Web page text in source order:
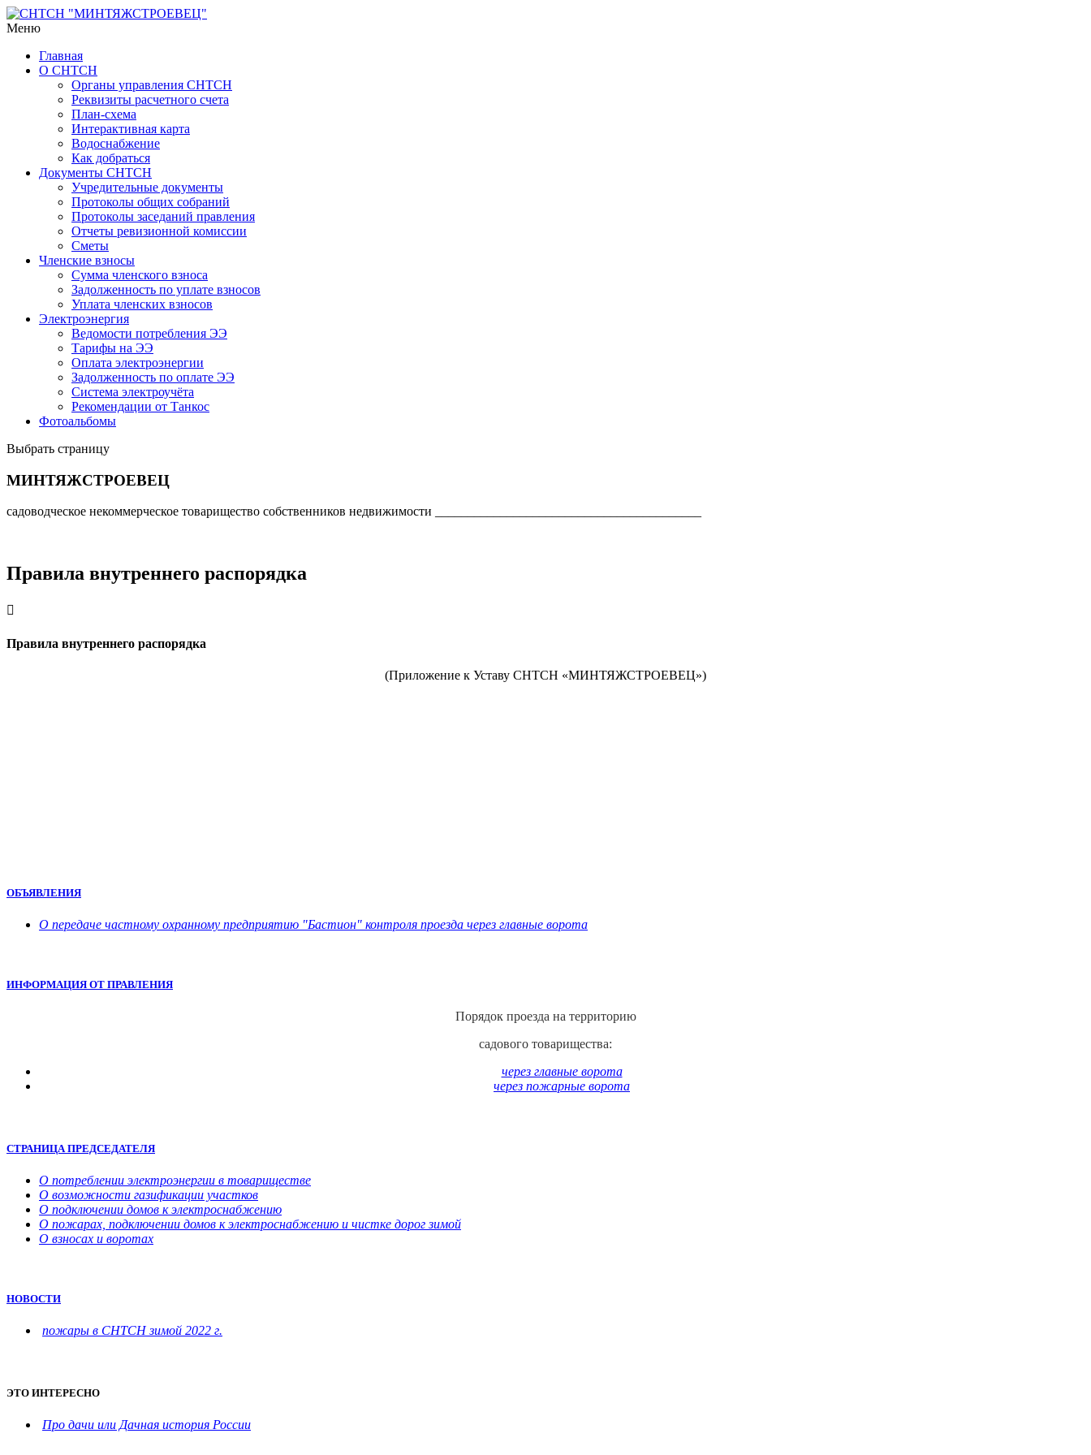
Меню
Главная
О СНТСН
Органы управления СНТСН
Реквизиты расчетного счета
План-схема
Интерактивная карта
Водоснабжение
Как добраться
Документы СНТСН
Учредительные документы
Протоколы общих собраний
Протоколы заседаний правления
Отчеты ревизионной комиссии
Сметы
Членские взносы
Сумма членского взноса
Задолженность по уплате взносов
Уплата членских взносов
Электроэнергия
Ведомости потребления ЭЭ
Тарифы на ЭЭ
Оплата электроэнергии
Задолженность по оплате ЭЭ
Система электроучёта
Рекомендации от Танкос
Фотоальбомы
Выбрать страницу
МИНТЯЖСТРОЕВЕЦ
садоводческое некоммерческое товарищество собственников недвижимости _________________________________________
Правила внутреннего распорядка

Правила внутреннего распорядка
(Приложение к Уставу СНТСН «МИНТЯЖСТРОЕВЕЦ»)
ОБЪЯВЛЕНИЯ
О передаче частному охранному предприятию "Бастион" контроля проезда через главные ворота
ИНФОРМАЦИЯ ОТ ПРАВЛЕНИЯ
Порядок проезда на территорию
садового товарищества:
через главные ворота
через пожарные ворота
СТРАНИЦА ПРЕДСЕДАТЕЛЯ
О потреблении электроэнергии в товариществе
О возможности газификации участков
О подключении домов к электроснабжению
О пожарах, подключении домов к электроснабжению и чистке дорог зимой
О взносах и воротах
НОВОСТИ
пожары в СНТСН зимой 2022 г.
ЭТО ИНТЕРЕСНО
Про дачи или Дачная история России